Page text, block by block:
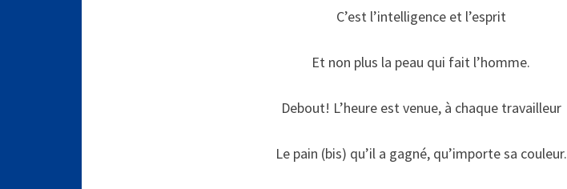
C’est l’intelligence et l’esprit
Et non plus la peau qui fait l’homme.
Debout! L’heure est venue, à chaque travailleur
Le pain (bis) qu’il a gagné, qu’importe sa couleur.